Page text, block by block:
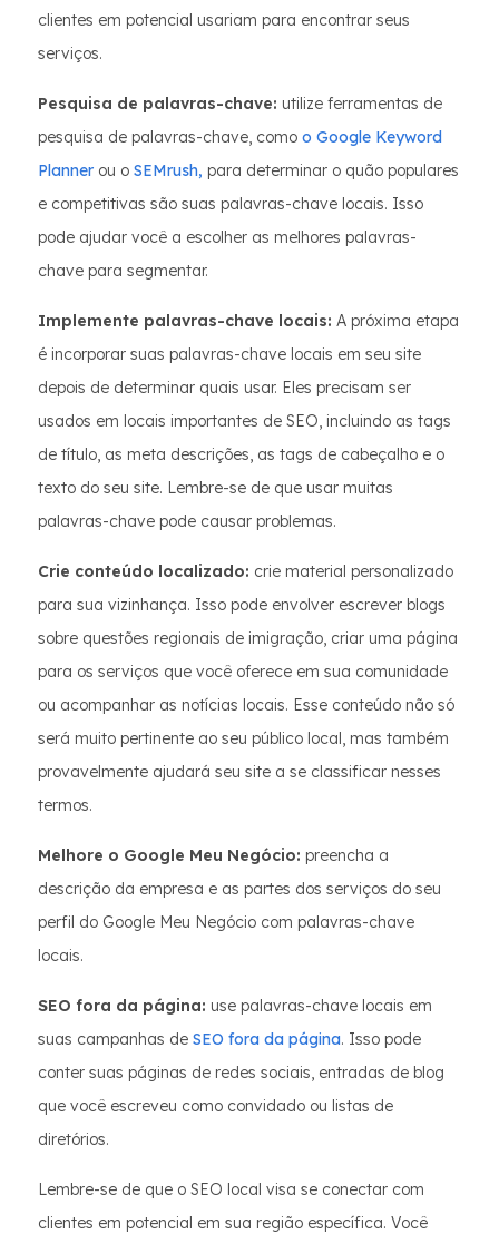
clientes em potencial usariam para encontrar seus
serviços.
Pesquisa de palavras-chave: utilize ferramentas de
pesquisa de palavras-chave, como o Google Keyword
Planner ou o SEMrush, para determinar o quão populares
e competitivas são suas palavras-chave locais. Isso
pode ajudar você a escolher as melhores palavras-
chave para segmentar.
Implemente palavras-chave locais: A próxima etapa
é incorporar suas palavras-chave locais em seu site
depois de determinar quais usar. Eles precisam ser
usados em locais importantes de SEO, incluindo as tags
de título, as meta descrições, as tags de cabeçalho e o
texto do seu site. Lembre-se de que usar muitas
palavras-chave pode causar problemas.
Crie conteúdo localizado: crie material personalizado
para sua vizinhança. Isso pode envolver escrever blogs
sobre questões regionais de imigração, criar uma página
para os serviços que você oferece em sua comunidade
ou acompanhar as notícias locais. Esse conteúdo não só
será muito pertinente ao seu público local, mas também
provavelmente ajudará seu site a se classificar nesses
termos.
Melhore o Google Meu Negócio: preencha a
descrição da empresa e as partes dos serviços do seu
perfil do Google Meu Negócio com palavras-chave
locais.
SEO fora da página: use palavras-chave locais em
suas campanhas de SEO fora da página. Isso pode
conter suas páginas de redes sociais, entradas de blog
que você escreveu como convidado ou listas de
diretórios.
Lembre-se de que o SEO local visa se conectar com
clientes em potencial em sua região específica. Você